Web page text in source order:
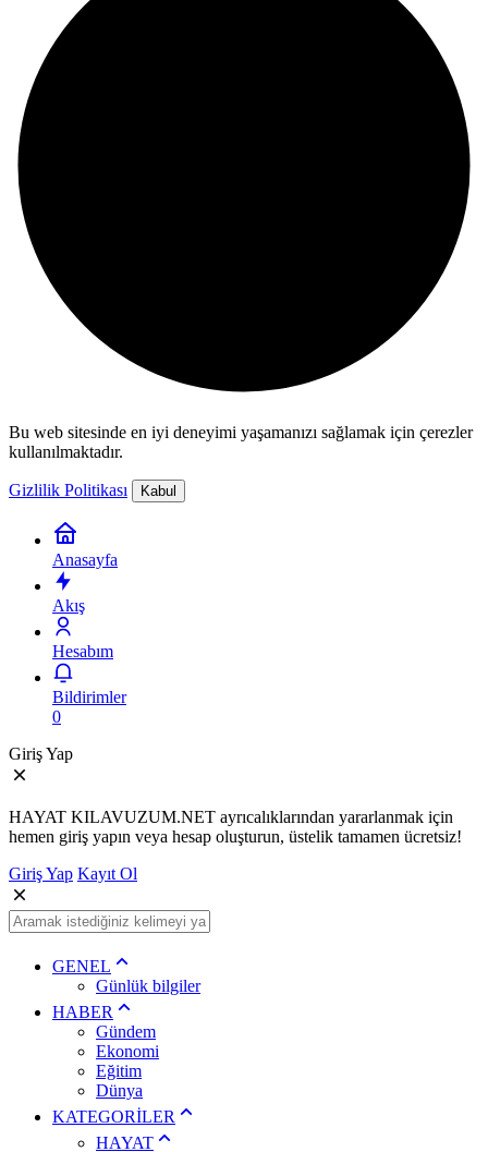
Bu web sitesinde en iyi deneyimi yaşamanızı sağlamak için çerezler
kullanılmaktadır.
Gizlilik Politikası Kabul
Anasayfa
Akış
Hesabım
Bildirimler
0
Giriş Yap
HAYAT KILAVUZUM.NET ayrıcalıklarından yararlanmak için
hemen giriş yapın veya hesap oluşturun, üstelik tamamen ücretsiz!
Giriş Yap Kayıt Ol
GENEL
Günlük bilgiler
HABER
Gündem
Ekonomi
Eğitim
Dünya
KATEGORİLER
HAYAT